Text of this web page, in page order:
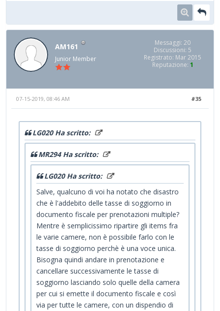
AM161
Junior Member
Messaggi: 20
Discussioni: 5
Registrato: Mar 2015
Reputazione: 1
#35
07-15-2019, 08:46 AM
LG020 Ha scritto:
MR294 Ha scritto:
LG020 Ha scritto:
Salve, qualcuno di voi ha notato che disastro
che è l'addebito delle tasse di soggiorno in
documento fiscale per prenotazioni multiple?
Mentre è semplicissimo ripartire gli items fra
le varie camere, non è possibile farlo con le
tasse di soggiorno perchè è una voce unica.
Bisogna quindi andare in prenotazione e
cancellare successivamente le tasse di
soggiorno lasciando solo quelle della camera
per cui si emette il documento fiscale e così
via per tutte le camere, con un dispendio di